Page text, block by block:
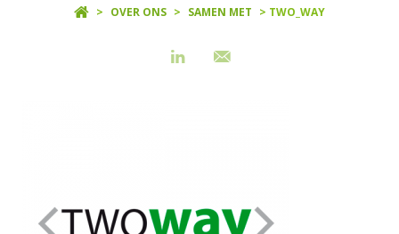
> OVER ONS > SAMEN MET > TWO_WAY